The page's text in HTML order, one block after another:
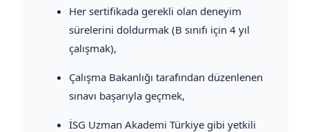
Her sertifikada gerekli olan deneyim
sürelerini doldurmak (B sınıfı için 4 yıl
çalışmak),
Çalışma Bakanlığı tarafından düzenlenen
sınavı başarıyla geçmek,
İSG Uzman Akademi Türkiye gibi yetkili